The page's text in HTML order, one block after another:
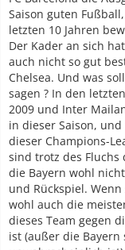
Saison guten
letzten 10 Jahren
Der Kader an sich
auch nicht so gut
Chelsea. Und was
sagen ? In den
2009 und Inter
in dieser Saison,
dieser Champions-
sind trotz des
die Bayern wohl
und Rückspiel.
wohl auch die
dieses Team gegen
ist (außer die